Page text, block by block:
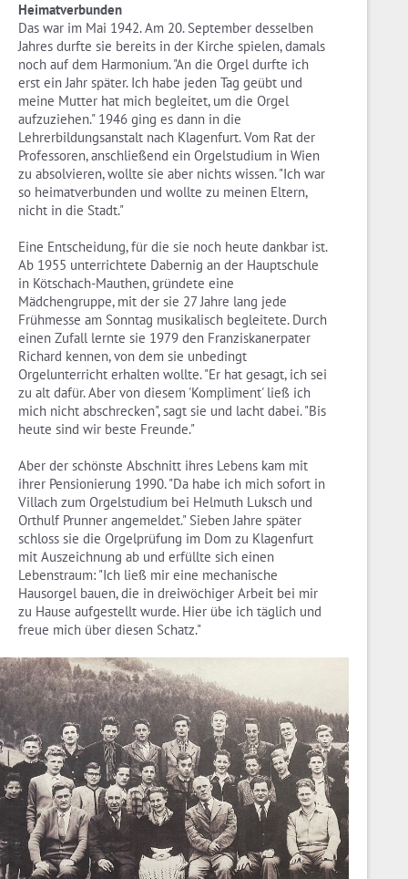
Heimatverbunden
Das war im Mai 1942. Am 20. September desselben
Jahres durfte sie bereits in der Kirche spielen, damals
noch auf dem Harmonium. "An die Orgel durfte ich
erst ein Jahr später. Ich habe jeden Tag geübt und
meine Mutter hat mich begleitet, um die Orgel
aufzuziehen." 1946 ging es dann in die
Lehrerbildungsanstalt nach Klagenfurt. Vom Rat der
Professoren, anschließend ein Orgelstudium in Wien
zu absolvieren, wollte sie aber nichts wissen. "Ich war
so heimatverbunden und wollte zu meinen Eltern,
nicht in die Stadt."
Eine Entscheidung, für die sie noch heute dankbar ist.
Ab 1955 unterrichtete Dabernig an der Hauptschule
in Kötschach-Mauthen, gründete eine
Mädchengruppe, mit der sie 27 Jahre lang jede
Frühmesse am Sonntag musikalisch begleitete. Durch
einen Zufall lernte sie 1979 den Franziskanerpater
Richard kennen, von dem sie unbedingt
Orgelunterricht erhalten wollte. "Er hat gesagt, ich sei
zu alt dafür. Aber von diesem 'Kompliment' ließ ich
mich nicht abschrecken", sagt sie und lacht dabei. "Bis
heute sind wir beste Freunde."
Aber der schönste Abschnitt ihres Lebens kam mit
ihrer Pensionierung 1990. "Da habe ich mich sofort in
Villach zum Orgelstudium bei Helmuth Luksch und
Orthulf Prunner angemeldet." Sieben Jahre später
schloss sie die Orgelprüfung im Dom zu Klagenfurt
mit Auszeichnung ab und erfüllte sich einen
Lebenstraum: "Ich ließ mir eine mechanische
Hausorgel bauen, die in dreiwöchiger Arbeit bei mir
zu Hause aufgestellt wurde. Hier übe ich täglich und
freue mich über diesen Schatz."